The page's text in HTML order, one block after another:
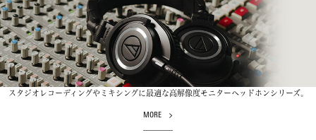
スタジオレコーディングやミキシングに最適な高解像度モニターヘッドホンシリーズ。
MORE